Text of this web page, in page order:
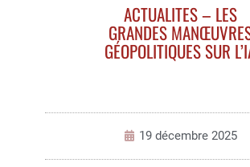
ACTUALITES – LES
GRANDES
GÉOPOLITIQUES SUR
19 décembre 2025